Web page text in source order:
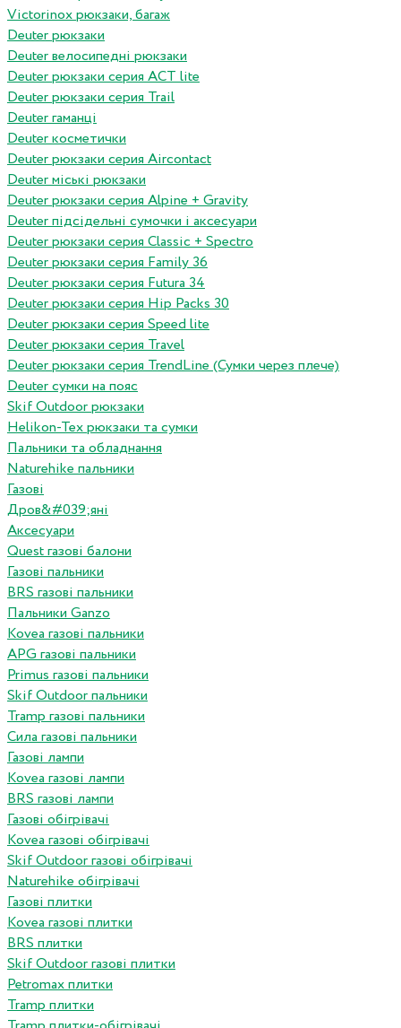
Victorinox рюкзаки, багаж
Deuter рюкзаки
Deuter велосипедні рюкзаки
Deuter рюкзаки серия ACT lite
Deuter рюкзаки серия Trail
Deuter гаманці
Deuter косметички
Deuter рюкзаки серия Aircontact
Deuter міські рюкзаки
Deuter рюкзаки серия Alpine + Gravity
Deuter підсідельні сумочки і аксесуари
Deuter рюкзаки серия Classic + Spectro
Deuter рюкзаки серия Family 36
Deuter рюкзаки серия Futura 34
Deuter рюкзаки серия Hip Packs 30
Deuter рюкзаки серия Speed lite
Deuter рюкзаки серия Travel
Deuter рюкзаки серия TrendLine (Сумки через плече)
Deuter сумки на пояс
Skif Outdoor рюкзаки
Helikon-Tex рюкзаки та сумки
Пальники та обладнання
Naturehike пальники
Газові
Дров&#039;яні
Аксесуари
Quest газові балони
Газові пальники
BRS газові пальники
Пальники Ganzo
Kovea газові пальники
APG газові пальники
Primus газові пальники
Skif Outdoor пальники
Tramp газові пальники
Сила газові пальники
Газові лампи
Kovea газові лампи
BRS газові лампи
Газові обігрівачі
Kovea газові обігрівачі
Skif Outdoor газові обігрівачі
Naturehike обігрівачі
Газові плитки
Kovea газові плитки
BRS плитки
Skif Outdoor газові плитки
Petromax плитки
Tramp плитки